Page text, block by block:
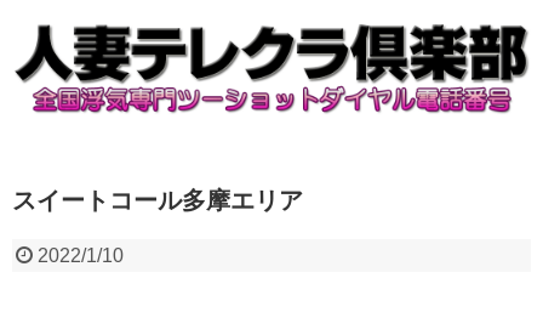
スイートコール多摩エリア
2022/1/10